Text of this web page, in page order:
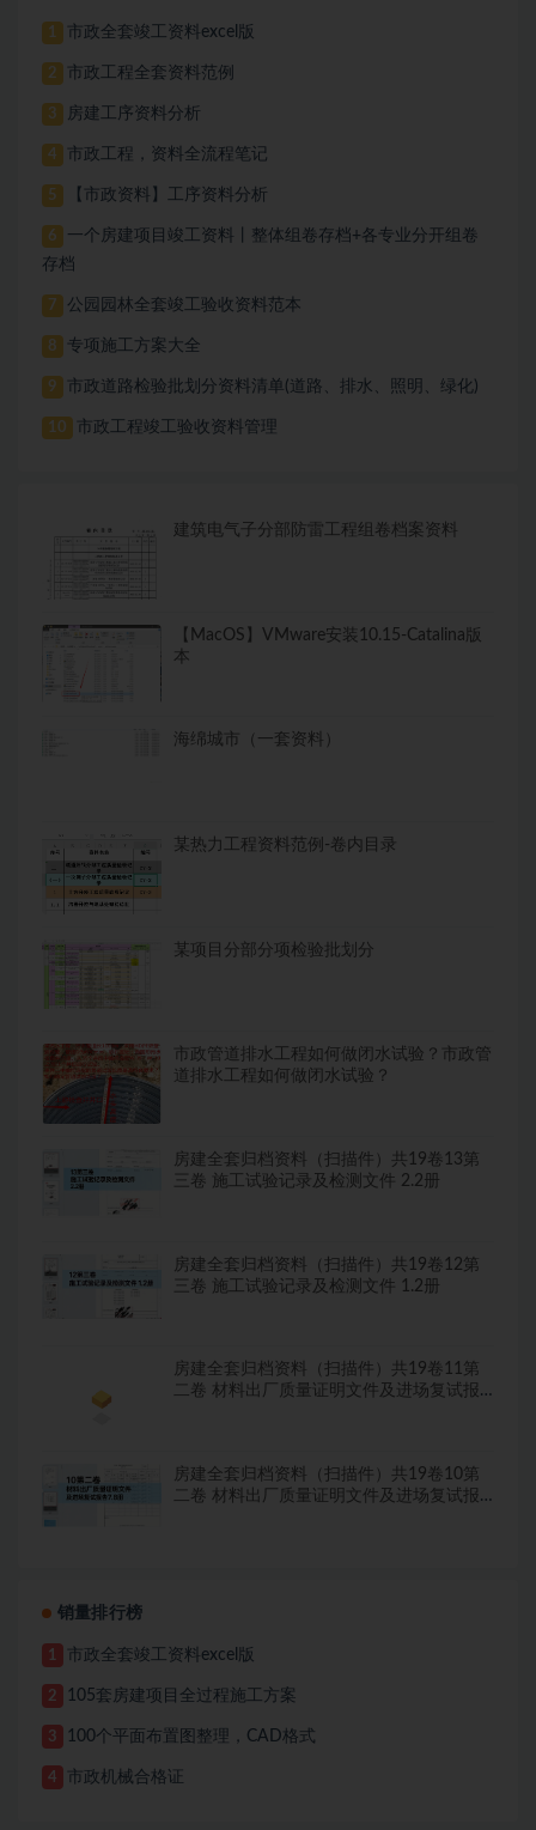
1 市政全套竣工资料excel版
2 市政工程全套资料范例
3 房建工序资料分析
4 市政工程，资料全流程笔记
5 【市政资料】工序资料分析
6
一个房建项目竣工资料丨整体组卷存档+各专业分开组卷
存档
7 公园园林全套竣工验收资料范本
8 专项施工方案大全
9 市政道路检验批划分资料清单(道路、排水、照明、绿化)
10 市政工程竣工验收资料管理
建筑电气子分部防雷工程组卷档案资料
【MacOS】VMware安装10.15-Catalina版
本
海绵城市（一套资料）
某热力工程资料范例-卷内目录
某项目分部分项检验批划分
市政管道排水工程如何做闭水试验？市政管
道排水工程如何做闭水试验？
房建全套归档资料（扫描件）共19卷13第
三卷 施工试验记录及检测文件 2.2册
房建全套归档资料（扫描件）共19卷12第
三卷 施工试验记录及检测文件 1.2册
房建全套归档资料（扫描件）共19卷11第
二卷 材料出厂质量证明文件及进场复试报
房建全套归档资料（扫描件）共19卷10第
二卷 材料出厂质量证明文件及进场复试报
销量排行榜
1 市政全套竣工资料excel版
2 105套房建项目全过程施工方案
3 100个平面布置图整理，CAD格式
4 市政机械合格证